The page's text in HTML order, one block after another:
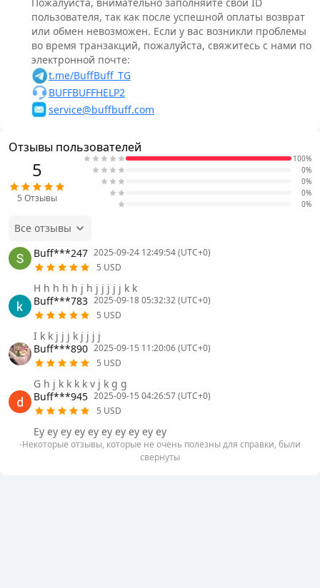
пользователя, так как после успешной оплаты возврат
или обмен невозможен. Если у вас возникли проблемы
во время транзакций, пожалуйста, свяжитесь с нами по
электронной почте:
t.me/BuffBuff_TG
BUFFBUFFHELP2
service@buffbuff.com
Отзывы пользователей
5
5 Отзывы
100%
0%
0%
0%
0%
Все отзывы
Buff***247 2025-09-24 12:49:54 (UTC+0)
5 USD
H h h h h j h j j j j j k k
Buff***783 2025-09-18 05:32:32 (UTC+0)
5 USD
I k k j j j k j j j j
Buff***890 2025-09-15 11:20:06 (UTC+0)
5 USD
G h j k k k k v j k g g
Buff***945 2025-09-15 04:26:57 (UTC+0)
5 USD
Ey ey ey ey ey ey ey ey ey ey
-Некоторые отзывы, которые не очень полезны для справки, были
свернуты